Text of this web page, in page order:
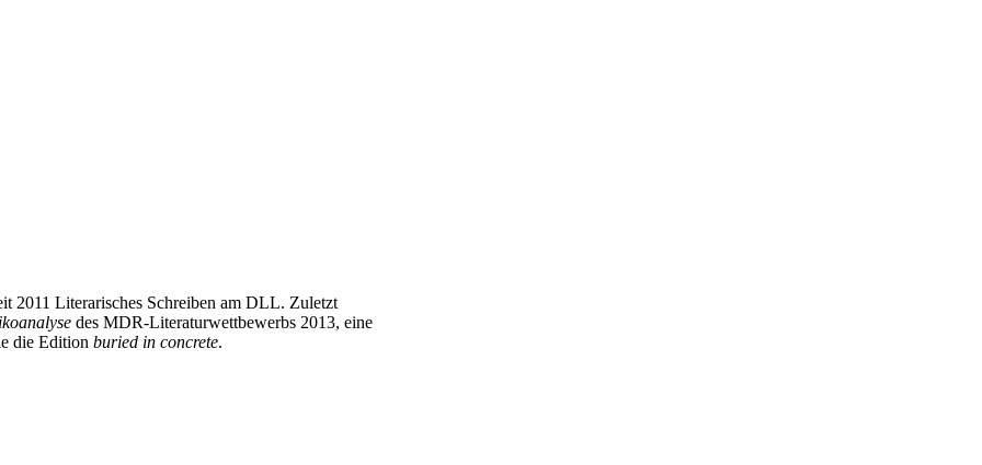
2011 Literarisches Schreiben am DLL. Zuletzt
des MDR-Literaturwettbewerbs 2013, eine
die Edition buried in concrete.